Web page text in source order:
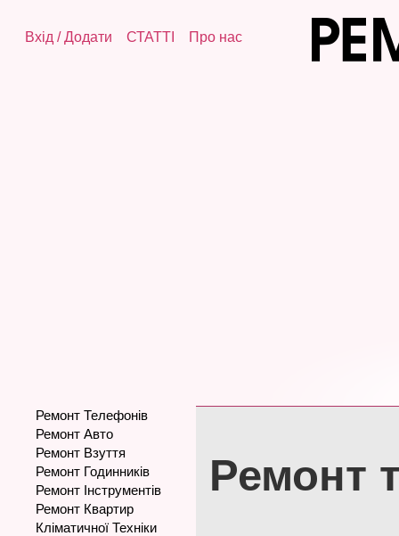
Вхід /Додати СТАТТІ Про нас
Ремонт Телефонів
Ремонт Авто
Ремонт Взуття
Ремонт Годинників
Ремонт Інструментів
Ремонт Квартир
Кліматичної Техніки
Ремонт